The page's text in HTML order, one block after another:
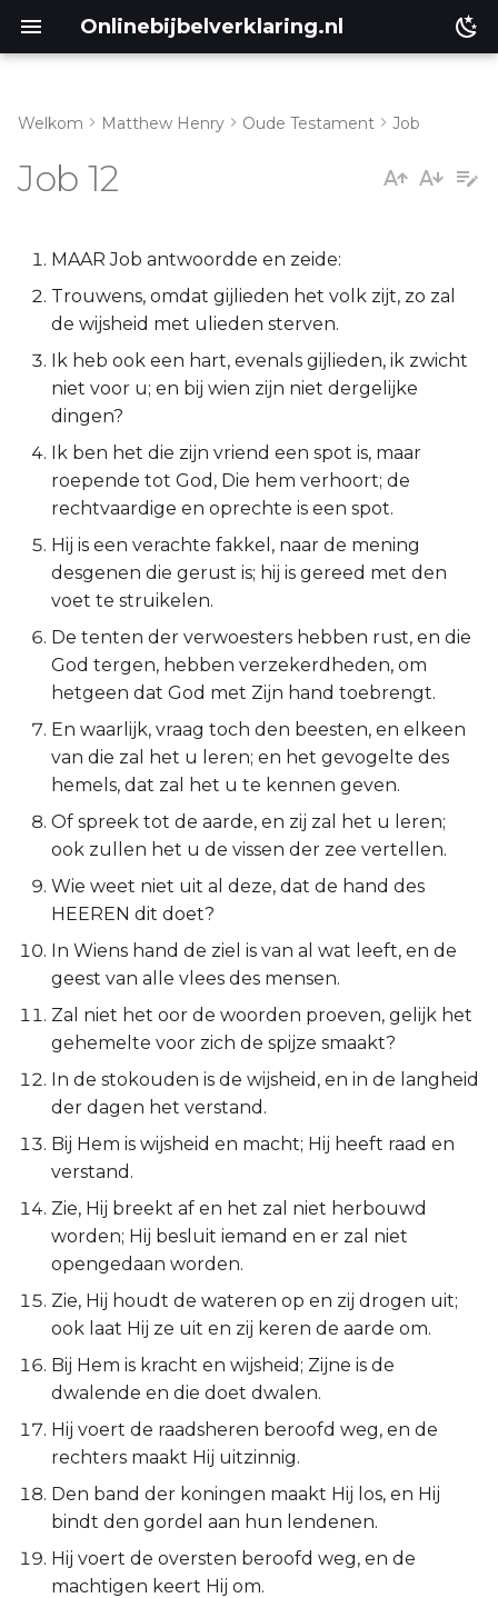
Onlinebijbelverklaring.nl
Job 12:6-11
Job 12:12-25
Lukas
Johannes
Handelingen
Romeinen
1 Korinthe
2 Korinthe
Galaten
Éfeze
Filipenzen
Kolossenzen
2 Thessalonicenzen
1 Timótheüs
2 Timótheüs
Titus
Filémon
Hebreeën
Jakobus
1 Petrus
2 Petrus
2 Johannes
3 Johannes
Judas
Openbaring
Welkom Matthew Henry Oude Testament Job
Job 12
MAAR Job antwoordde en zeide:
Trouwens, omdat gijlieden het volk zijt, zo zal
de wijsheid met ulieden sterven.
Ik heb ook een hart, evenals gijlieden, ik zwicht
niet voor u; en bij wien zijn niet dergelijke
dingen?
Ik ben het die zijn vriend een spot is, maar
roepende tot God, Die hem verhoort; de
rechtvaardige en oprechte is een spot.
Hij is een verachte fakkel, naar de mening
desgenen die gerust is; hij is gereed met den
voet te struikelen.
De tenten der verwoesters hebben rust, en die
God tergen, hebben verzekerdheden, om
hetgeen dat God met Zijn hand toebrengt.
En waarlijk, vraag toch den beesten, en elkeen
van die zal het u leren; en het gevogelte des
hemels, dat zal het u te kennen geven.
Of spreek tot de aarde, en zij zal het u leren;
ook zullen het u de vissen der zee vertellen.
Wie weet niet uit al deze, dat de hand des
HEEREN dit doet?
In Wiens hand de ziel is van al wat leeft, en de
geest van alle vlees des mensen.
Zal niet het oor de woorden proeven, gelijk het
gehemelte voor zich de spijze smaakt?
In de stokouden is de wijsheid, en in de langheid
der dagen het verstand.
Bij Hem is wijsheid en macht; Hij heeft raad en
verstand.
Zie, Hij breekt af en het zal niet herbouwd
worden; Hij besluit iemand en er zal niet
opengedaan worden.
Zie, Hij houdt de wateren op en zij drogen uit;
ook laat Hij ze uit en zij keren de aarde om.
Bij Hem is kracht en wijsheid; Zijne is de
dwalende en die doet dwalen.
Hij voert de raadsheren beroofd weg, en de
rechters maakt Hij uitzinnig.
Den band der koningen maakt Hij los, en Hij
bindt den gordel aan hun lendenen.
Hij voert de oversten beroofd weg, en de
machtigen keert Hij om.